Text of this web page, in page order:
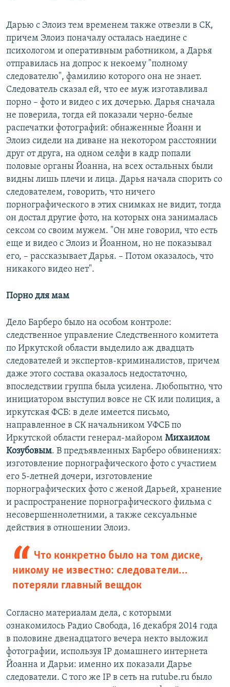
Дарью с Элоиз тем временем также отвезли в СК,
причем Элоиз поначалу осталась наедине с
психологом и оперативным работником, а Дарья
отправилась на допрос к некоему "полному
следователю", фамилию которого она не знает.
Следователь сказал ей, что ее муж изготавливал
порно – фото и видео с их дочерью. Дарья сначала
не поверила, тогда ей показали черно-белые
распечатки фотографий: обнаженные Йоанн и
Элоиз сидели на диване на некотором расстоянии
друг от друга, на одном селфи в кадр попали
половые органы Йоанна, на всех остальных были
видны лишь плечи и лица. Дарья начала спорить со
следователем, говорить, что ничего
порнографического в этих снимках не видит, тогда
он достал другие фото, на которых она занималась
сексом со своим мужем. "Он мне говорил, что есть
еще и видео с Элоиз и Йоанном, но не показывал
его, – рассказывает Дарья. – Потом оказалось, что
никакого видео нет".
Порно для мам
Дело Барберо было на особом контроле:
следственное управление Следственного комитета
по Иркутской области выделило аж двадцать
следователей и экспертов-криминалистов, причем
даже этого состава оказалось недостаточно,
впоследствии группа была усилена. Любопытно, что
инициатором выступил вовсе не СК или полиция, а
иркутская ФСБ: в деле имеется письмо,
направленное в СК начальником УФСБ по
Иркутской области генерал-майором Михаилом
Козубовым. В предъявленных Барберо обвинениях:
изготовление порнографического фото с участием
его 5-летней дочери, изготовление
порнографических фото с женой Дарьей, хранение
и распространение порнографического фильма с
несовершеннолетними, а также сексуальные
действия в отношении Элоиз.
Что конкретно было на том диске,
никому не известно: следователи…
потеряли главный вещдок
Согласно материалам дела, с которыми
ознакомилось Радио Свобода, 16 декабря 2014 года
в половине двенадцатого вечера некто выложил
фотографии, используя IP домашнего интернета
Йоанна и Дарьи: именно их показали Дарье
следователи. С того же IP в сеть на rutube.ru было